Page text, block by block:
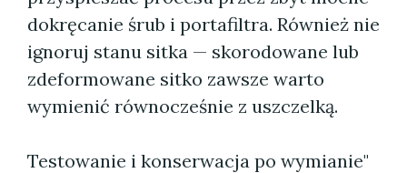
dokręcanie śrub i portafiltra. Również nie
ignoruj stanu sitka — skorodowane lub
zdeformowane sitko zawsze warto
wymienić równocześnie z uszczelką.
Testowanie i konserwacja po wymianie"